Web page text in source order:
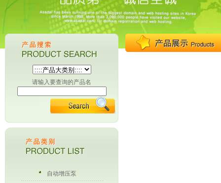
请输入要查询的产品名
自动增压泵